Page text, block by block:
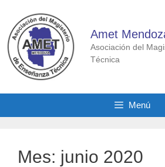
contenido
Amet
Asociación del
Técnica
Menú
Mes: junio 2020